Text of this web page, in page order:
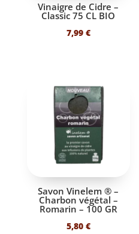
Vinaigre de Cidre –
Classic 75 CL BIO
7,99 €
Savon Vinelem ® –
Charbon végétal –
Romarin – 100 GR
5,80 €